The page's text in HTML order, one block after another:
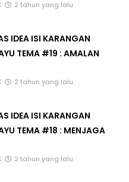
2 tahun yang lalu
IDEA ISI KARANGAN
TEMA #19 : AMALAN
2 tahun yang lalu
IDEA ISI KARANGAN
TEMA #18 : MENJAGA
2 tahun yang lalu